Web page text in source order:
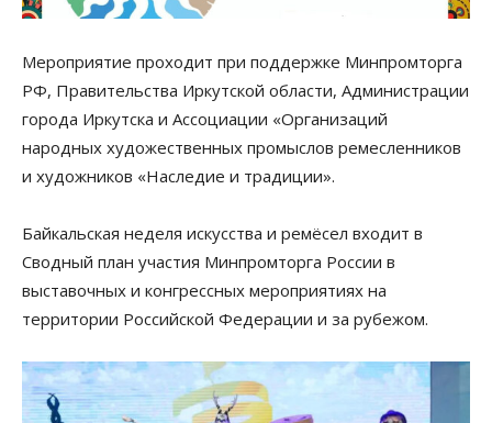
Мероприятие проходит при поддержке Минпромторга
РФ, Правительства Иркутской области, Администрации
города Иркутска и Ассоциации «Организаций
народных художественных промыслов ремесленников
и художников «Наследие и традиции».
Байкальская неделя искусства и ремёсел входит в
Сводный план участия Минпромторга России в
выставочных и конгрессных мероприятиях на
территории Российской Федерации и за рубежом.